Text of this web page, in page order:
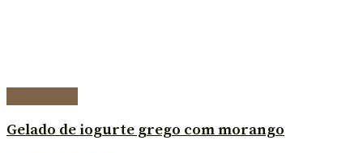
Gelado de iogurte grego com morango